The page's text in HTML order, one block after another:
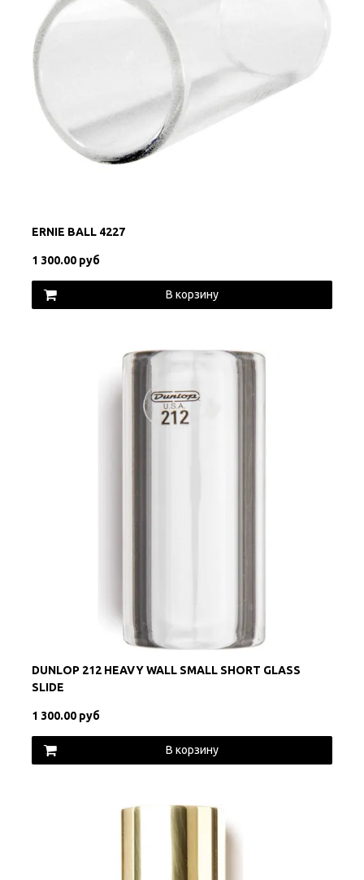
ERNIE BALL 4227
1 300.00 руб
В корзину
DUNLOP 212 HEAVY WALL SMALL SHORT GLASS
SLIDE
1 300.00 руб
В корзину